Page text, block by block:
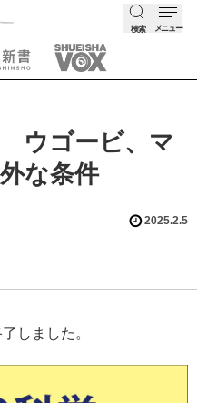
検索 メニュー
ウゴービ、マ
な条件
2025.2.5
しました。